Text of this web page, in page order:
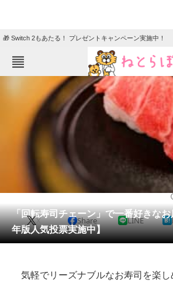
🎁 Switch 2もあたる！ プレゼントキャンペーン実施中！
ねとらぼメニュー
ニュース
エンタメ クイズ
会員記事
メディア
「回転寿司チェーン」で一番好きな
年版人気投票実施中】
X Share LINE
気軽でリーズナブルなお寿司を楽し